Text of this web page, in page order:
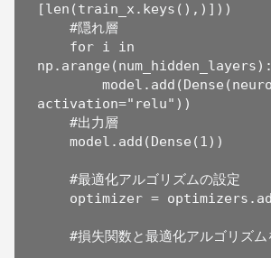
[len(train_x.keys(),)]))
    #隠れ層
np.arange(num_hidden_layers):
        model.add(Dense(neurons,
activation="relu"))
    #出力層
    model.add(Dense(1))
    #最適化アルゴリズムの設定
    #損失関数と最適化アルゴリズムをセット